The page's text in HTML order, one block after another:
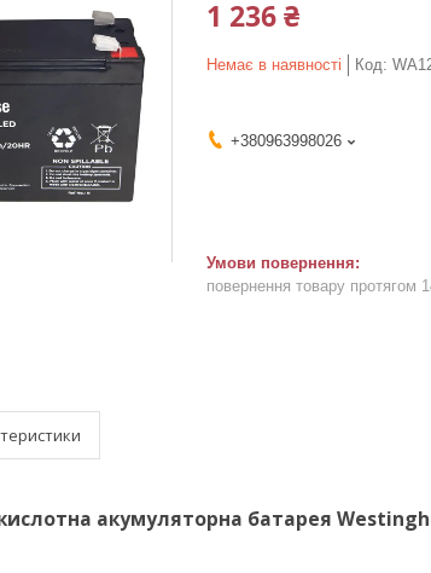
1 236 ₴
Немає в наявності Код:
+380963998026
повернення товару протягом
акумуляторна батарея